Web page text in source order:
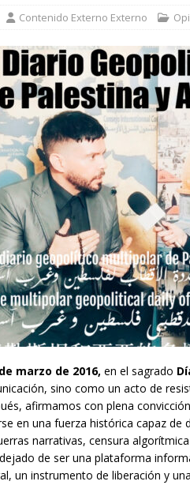
Contenido Externo Externo
marzo de 2016, en el sagrado
sino como un acto de
afirmamos con plena
en una fuerza histórica capaz
narrativas, censura
de ser una plataforma
un instrumento de liberación y